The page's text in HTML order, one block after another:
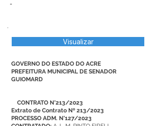
-
Visualizar
GOVERNO DO ESTADO DO ACRE
PREFEITURA MUNICIPAL DE SENADOR
GUIOMARD
CONTRATO N°213/2023
Extrato de Contrato Nº 213/2023
PROCESSO ADM. N°127/2023